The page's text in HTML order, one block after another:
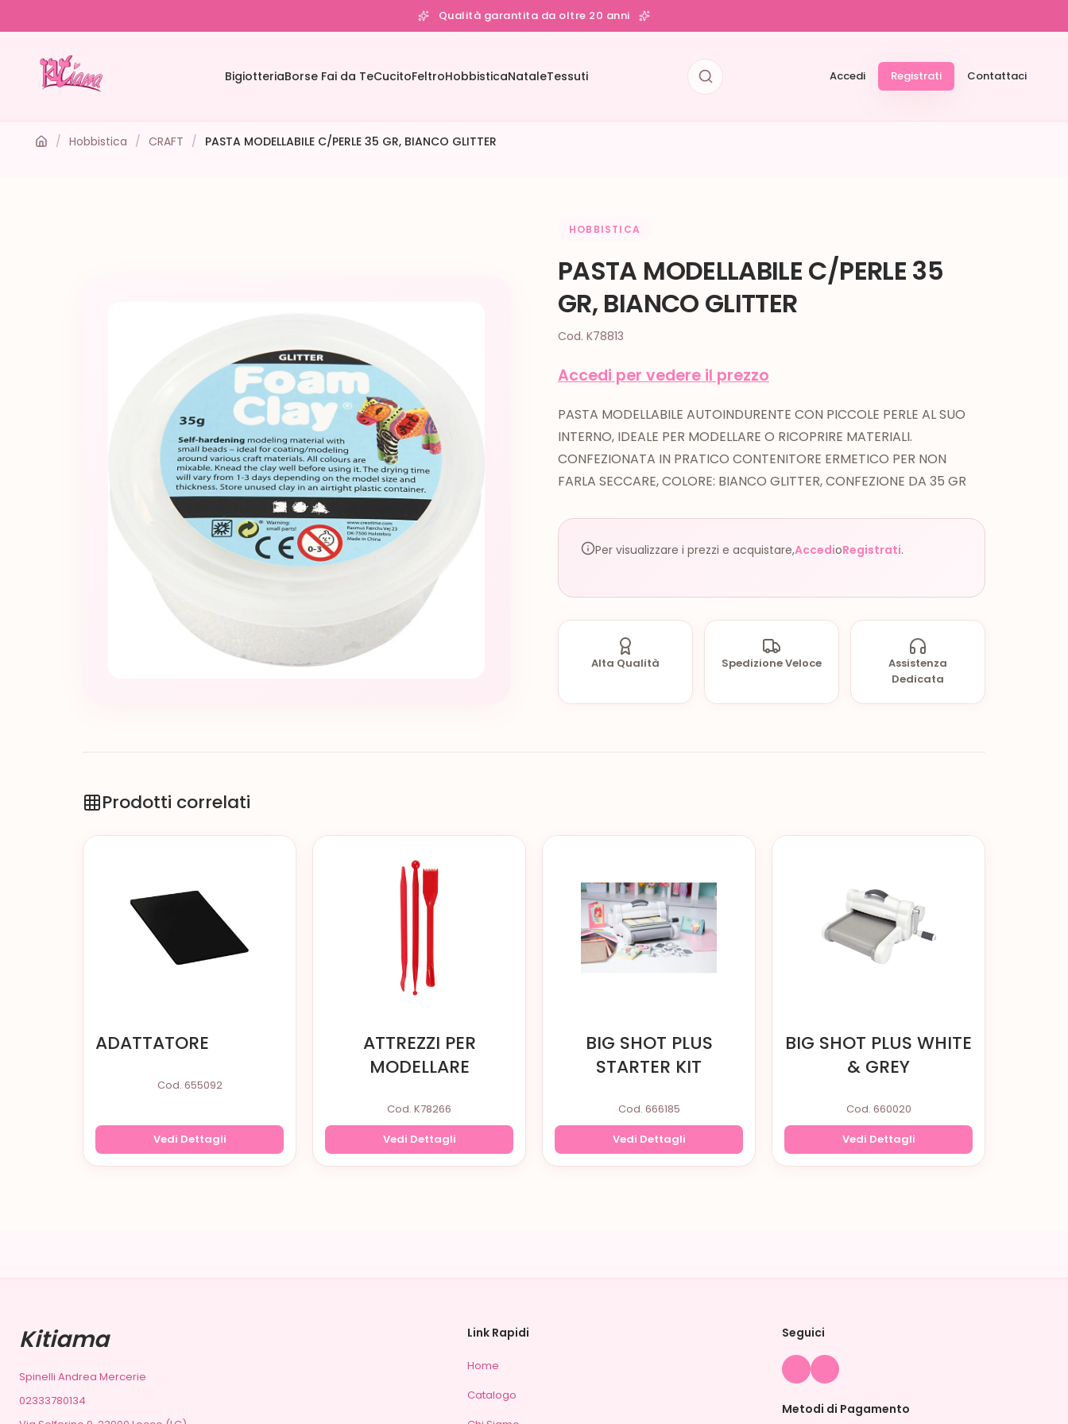
Qualità garantita da oltre 20 anni
BigiotteriaBorse Fai da TeCucitoFeltroHobbisticaNataleTessuti Accedi Registrati Contattaci
/ Hobbistica / CRAFT / PASTA MODELLABILE C/PERLE 35 GR, BIANCO GLITTER
HOBBISTICA
PASTA MODELLABILE C/PERLE 35
GR, BIANCO GLITTER
Cod. K78813
Accedi per vedere il prezzo
PASTA MODELLABILE AUTOINDURENTE CON PICCOLE PERLE AL SUO
INTERNO, IDEALE PER MODELLARE O RICOPRIRE MATERIALI.
CONFEZIONATA IN PRATICO CONTENITORE ERMETICO PER NON
FARLA SECCARE, COLORE: BIANCO GLITTER, CONFEZIONE DA 35 GR
Per visualizzare i prezzi e acquistare,AccedioRegistrati.
Alta Qualità Spedizione Veloce
Assistenza
Dedicata
Prodotti correlati
ADATTATORE
Cod. 655092
Vedi Dettagli
ATTREZZI PER
MODELLARE
Cod. K78266
Vedi Dettagli
BIG SHOT PLUS
STARTER KIT
Cod. 666185
Vedi Dettagli
BIG SHOT PLUS WHITE
& GREY
Cod. 660020
Vedi Dettagli
Kitiama
Spinelli Andrea Mercerie
02333780134
Link Rapidi
Home
Catalogo
Seguici
Metodi di Pagamento